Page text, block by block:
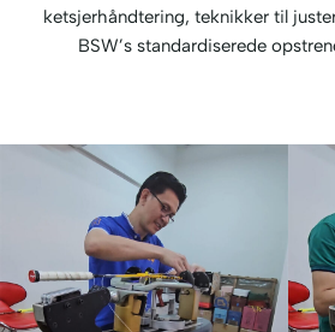
ketsjerhåndtering, teknikker til
BSW’s standardiserede